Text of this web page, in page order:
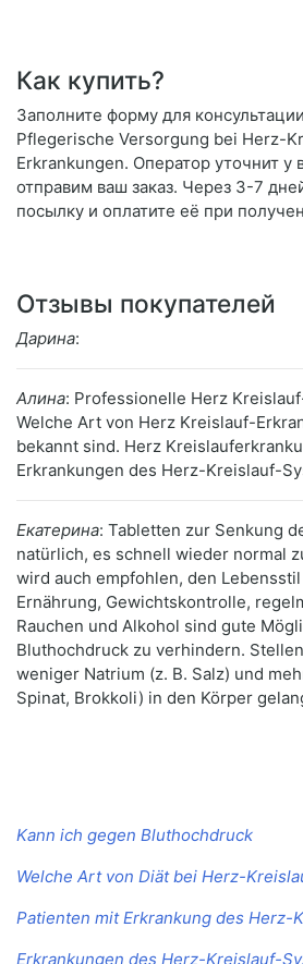
Как купить?
Заполните форму для
Pflegerische Versorgung bei Herz-
Erkrankungen. Оператор уточнит у
отправим ваш заказ. Через 3-7
посылку и оплатите её при
Отзывы покупателей
Дарина:
Алина: Professionelle Herz
Welche Art von Herz Kreislauf-
bekannt sind. Herz
Erkrankungen des Herz-Kreislauf-
Екатерина: Tabletten zur Senkung
natürlich, es schnell wieder normal
wird auch empfohlen, den
Ernährung, Gewichtskontrolle,
Rauchen und Alkohol sind gute
Bluthochdruck zu verhindern.
weniger Natrium (z. B. Salz) und
Spinat, Brokkoli) in den Körper
Kann ich gegen Bluthochdruck
Welche Art von Diät bei Herz-
Patienten mit Erkrankung des Herz-
Erkrankungen des Herz-Kreislauf-